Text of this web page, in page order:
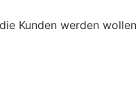
Kunden werden wollen